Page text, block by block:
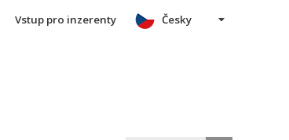
Vstup pro inzerenty Česky